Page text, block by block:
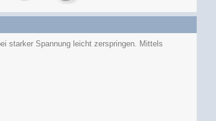
starker Spannung leicht zerspringen. Mittels